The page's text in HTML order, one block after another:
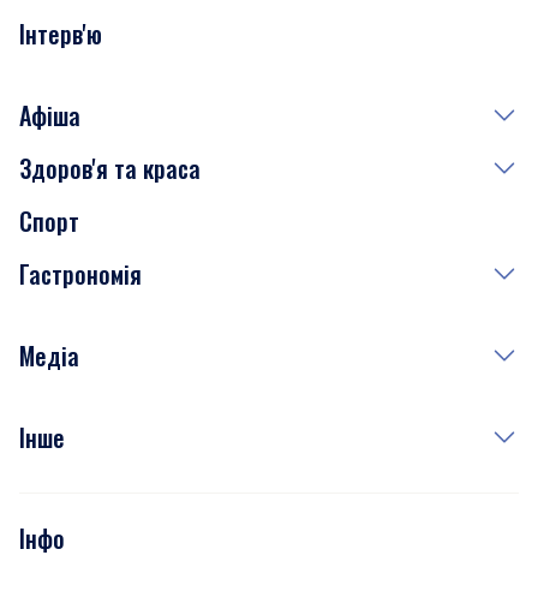
Інтерв'ю
Афіша
Сьогодні
Завтра
Субота
Здоров'я та краса
Медицина
Краса
Спорт
Гастрономія
Рецепти
Медіа
Фото
Подкасти
Інше
Тести
Інфо